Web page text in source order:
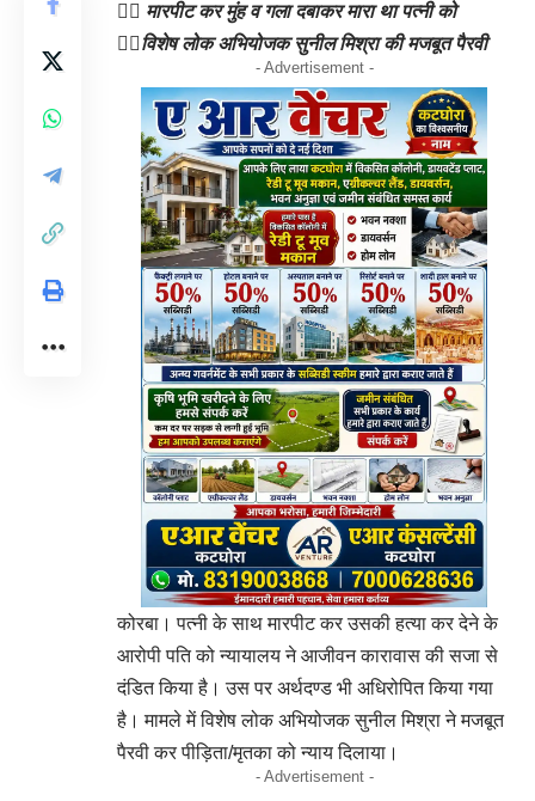
👉🏻 मारपीट कर मुंह व गला दबाकर मारा था पत्नी को
👉🏻विशेष लोक अभियोजक सुनील मिश्रा की मजबूत पैरवी
- Advertisement -
कोरबा। पत्नी के साथ मारपीट कर उसकी हत्या कर देने के
आरोपी पति को न्यायालय ने आजीवन कारावास की सजा से
दंडित किया है। उस पर अर्थदण्ड भी अधिरोपित किया गया
है। मामले में विशेष लोक अभियोजक सुनील मिश्रा ने मजबूत
पैरवी कर पीड़िता/मृतका को न्याय दिलाया।
- Advertisement -